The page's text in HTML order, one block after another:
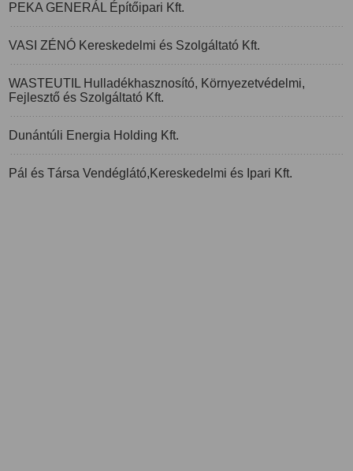
PEKA GENERÁL Építőipari Kft.
VASI ZÉNÓ Kereskedelmi és Szolgáltató Kft.
WASTEUTIL Hulladékhasznosító, Környezetvédelmi,
Fejlesztő és Szolgáltató Kft.
Dunántúli Energia Holding Kft.
Pál és Társa Vendéglátó,Kereskedelmi és Ipari Kft.